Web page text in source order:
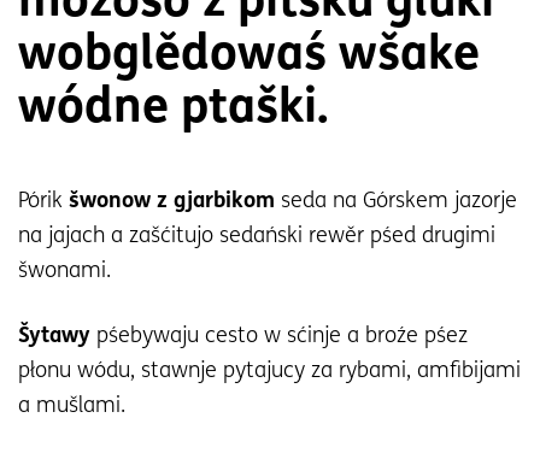
wobglědowaś wšake
wódne ptaški.
Pórik šwonow z gjarbikom seda na Górskem jazorje
na jajach a zašćitujo sedański rewěr pśed drugimi
šwonami.
Šytawy pśebywaju cesto w sćinje a broźe pśez
płonu wódu, stawnje pytajucy za rybami, amfibijami
a mušlami.